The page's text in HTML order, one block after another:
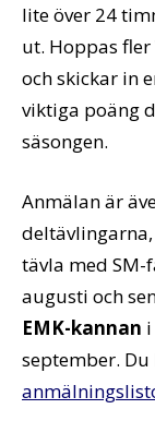
lite över 24
ut. Hoppas
och skickar in
viktiga poäng
säsongen.
Anmälan är
tävla med
augusti och
EMK-kannan i
september.